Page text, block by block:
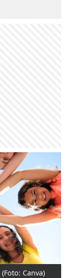
(Foto: Canva)